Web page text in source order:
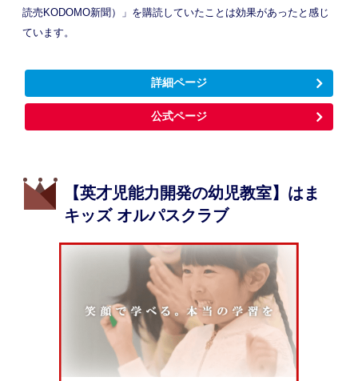
読売KODOMO新聞）」を購読していたことは効果があったと感じ
ています。
詳細ページ
公式ページ
【英才児能力開発の幼児教室】はま
キッズ オルパスクラブ